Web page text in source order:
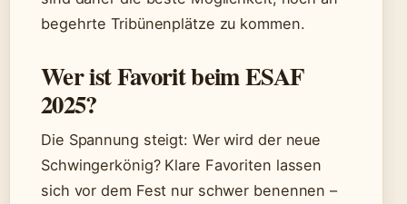
begehrte Tribünenplätze zu kommen.
Wer ist Favorit beim ESAF
2025?
Die Spannung steigt: Wer wird der neue
Schwingerkönig? Klare Favoriten lassen
sich vor dem Fest nur schwer benennen –